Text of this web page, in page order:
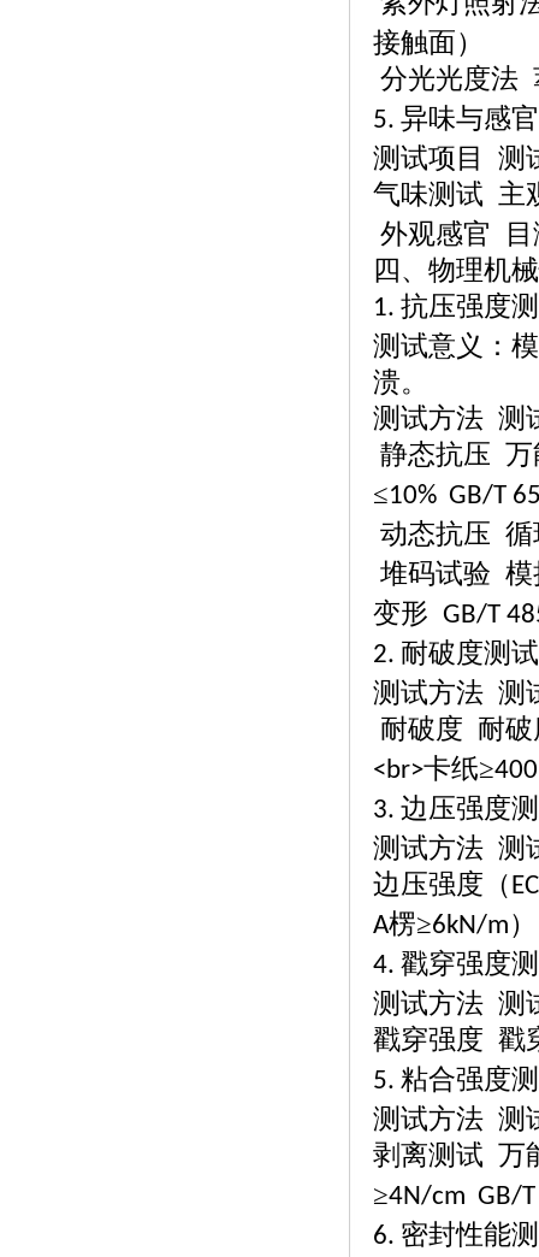
接触面）
分光光度法
5. 异味与感
测试项目
测
气味测试 主
外观感官
四、物理机
1. 抗压强度
测试意义：
溃。
测试方法 测
静态抗压 万
≤10% GB/T
动态抗压 循
堆码试验 模
变形 GB/T
2. 耐破度测
测试方法 测
耐破度 耐
<br>卡纸≥
3. 边压强度
测试方法 测
边压强度（
A楞≥6kN/m
4. 戳穿强度
测试方法 测
戳穿强度 戳
5. 粘合强度
测试方法 测
剥离测试 万
≥4N/cm GB/
6. 密封性能